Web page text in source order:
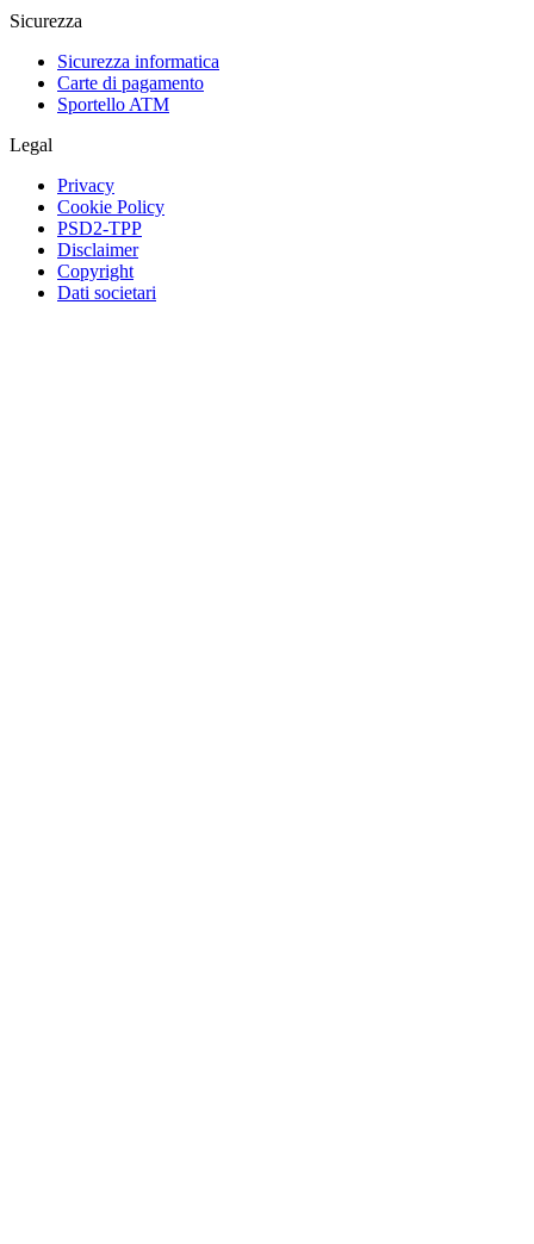
Sicurezza
Sicurezza informatica
Carte di pagamento
Sportello ATM
Legal
Privacy
Cookie Policy
PSD2-TPP
Disclaimer
Copyright
Dati societari